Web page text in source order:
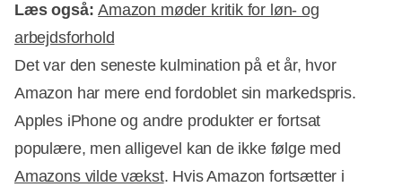
Læs også:Amazon møder kritik for løn- og
arbejdsforhold
Annonce
Det var den seneste kulmination på et år, hvor
Amazon har mere end fordoblet sin markedspris.
Apples iPhone og andre produkter er fortsat
populære, men alligevel kan de ikke følge med
Amazons vilde vækst. Hvis Amazon fortsætter i